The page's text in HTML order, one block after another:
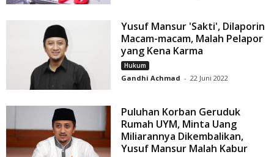
Yusuf Mansur 'Sakti', Dilaporin
Macam-macam, Malah Pelapor
yang Kena Karma
Hukum
Gandhi Achmad - 22 Juni 2022
Puluhan Korban Geruduk
Rumah UYM, Minta Uang
Miliarannya Dikembalikan,
Yusuf Mansur Malah Kabur